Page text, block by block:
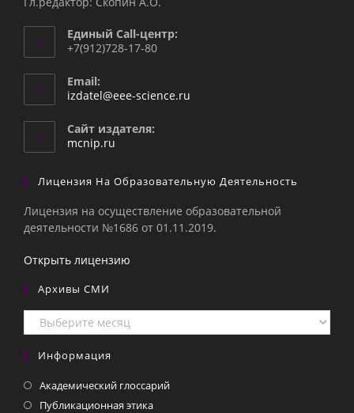
Единый Call-центр:
+7(912)728-17-80
Email:
izdatel@eee-science.ru
Сайт издателя:
mcnip.ru
Лицензия На Образовательную Деятельность
Лицензия на осуществление образовательной
деятельности №1686 от 01.11.2019.
Открыть лицензию
Архивы СМИ
Архивы
СМИ
Информация
Академический глоссарий
Публикационная этика